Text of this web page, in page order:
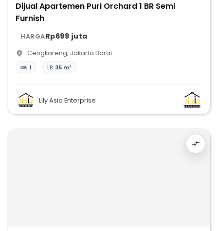
Dijual Apartemen Puri Orchard 1 BR Semi
Furnish
HARGARp699 juta
Cengkareng, Jakarta Barat
1 LB: 35 m²
Lily Asia Enterprise